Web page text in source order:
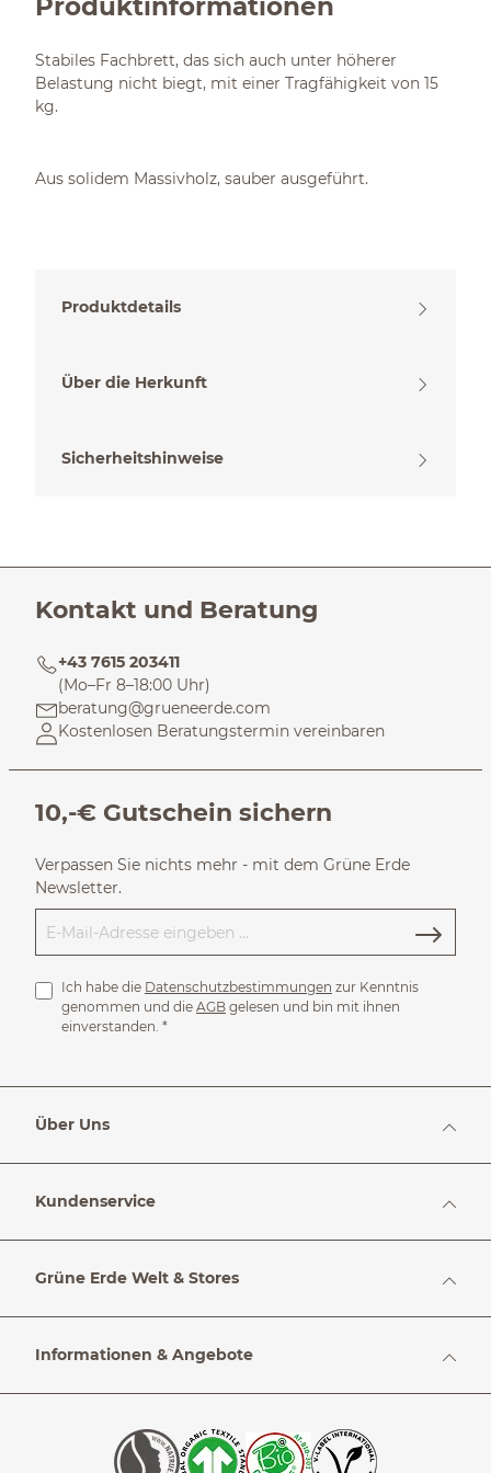
Stabiles Fachbrett, das sich auch unter höherer
Belastung nicht biegt, mit einer Tragfähigkeit von 15
kg.
Aus solidem Massivholz, sauber ausgeführt.
Produktdetails
Über die Herkunft
Sicherheitshinweise
Kontakt und Beratung
+43 7615 203411
(Mo–Fr 8–18:00 Uhr)
beratung@grueneerde.com
Kostenlosen Beratungstermin vereinbaren
10,-€ Gutschein sichern
Verpassen Sie nichts mehr - mit dem Grüne Erde
Newsletter.
Ich habe die Datenschutzbestimmungen zur Kenntnis
genommen und die AGB gelesen und bin mit ihnen
einverstanden. *
Über Uns
Kundenservice
Grüne Erde Welt & Stores
Informationen & Angebote